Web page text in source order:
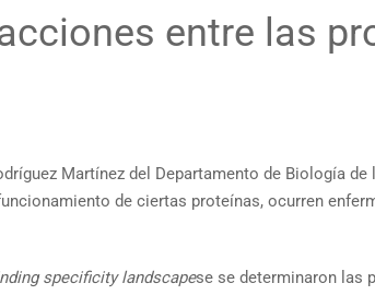
entre las
Martínez del Departamento de Biología de
de ciertas proteínas, ocurren
specificity landscapese se determinaron las